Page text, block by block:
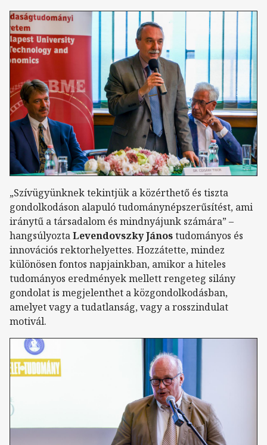
„Szívügyünknek tekintjük a közérthető és tiszta
gondolkodáson alapuló tudománynépszerűsítést, ami
iránytű a társadalom és mindnyájunk számára” –
hangsúlyoztaLevendovszky Jánostudományos és
innovációs rektorhelyettes. Hozzátette, mindez
különösen fontos napjainkban, amikor a hiteles
tudományos eredmények mellett rengeteg silány
gondolat is megjelenthet a közgondolkodásban,
amelyet vagy a tudatlanság, vagy a rosszindulat
motivál.